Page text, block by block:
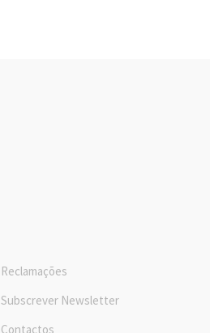
Reclamações
Subscrever Newsletter
Contactos